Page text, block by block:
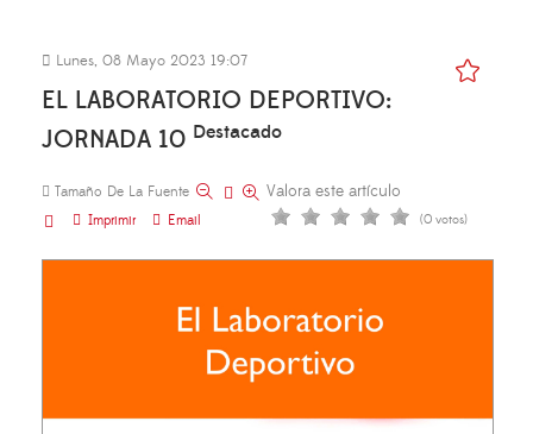
Lunes, 08 Mayo 2023 19:07
EL LABORATORIO DEPORTIVO:
JORNADA 10 Destacado
Tamaño De La Fuente
Imprimir
Email
Valora este artículo
(0 votos)